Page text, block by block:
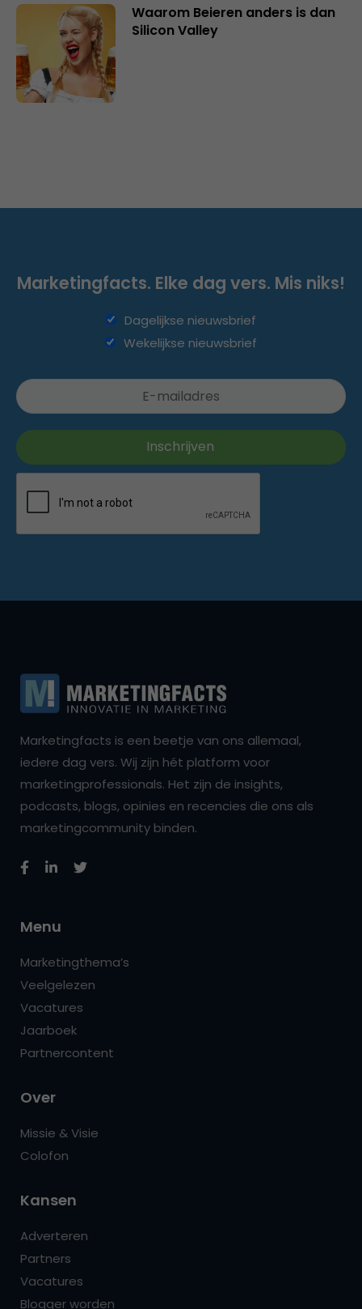
Waarom Beieren anders is dan
Silicon Valley
Marketingfacts. Elke dag vers. Mis niks!
Dagelijkse nieuwsbrief
Wekelijkse nieuwsbrief
Marketingfacts is een beetje van ons allemaal,
iedere dag vers. Wij zijn hét platform voor
marketingprofessionals. Het zijn de insights,
podcasts, blogs, opinies en recencies die ons als
marketingcommunity binden.
Menu
Marketingthema’s
Veelgelezen
Vacatures
Jaarboek
Partnercontent
Over
Missie & Visie
Colofon
Kansen
Adverteren
Partners
Vacatures
Blogger worden